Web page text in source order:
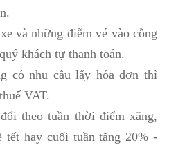
và những điễm vé vào cỗng
khách tự thanh toán.
có nhu cầu lấy hóa đơn thì
VAT.
theo tuần thời điểm xăng,
tết hay cuối tuần tăng 20% -